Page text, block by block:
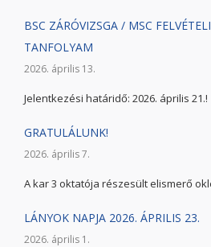
BSC ZÁRÓVIZSGA / MSC
TANFOLYAM
2026. április 13.
Jelentkezési határidő: 2026. április 21.!
GRATULÁLUNK!
2026. április 7.
A kar 3 oktatója részesült elismerő
LÁNYOK NAPJA 2026. ÁPRILIS 23.
2026. április 1.